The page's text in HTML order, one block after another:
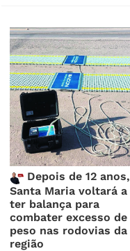
Depois de 12 anos,
Santa Maria voltará a
ter balança para
combater excesso de
peso nas rodovias da
região